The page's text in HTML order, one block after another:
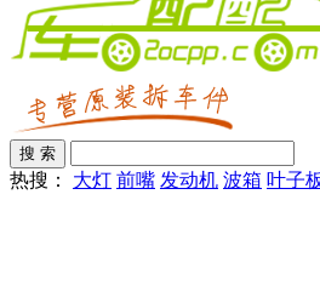
热搜： 大灯 前嘴 发动机 波箱 叶子